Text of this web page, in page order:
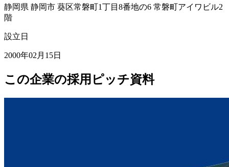
静岡県 静岡市 葵区常磐町1丁目8番地の6 常磐町アイワビル2
階
設立日
2000年02月15日
この企業の採用ピッチ資料